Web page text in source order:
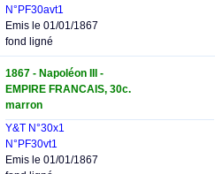
N°PF30avt1
Emis le 01/01/1867
fond ligné
1867 - Napoléon III -
EMPIRE FRANCAIS, 30c.
marron
Y&T N°30x1
N°PF30vt1
Emis le 01/01/1867